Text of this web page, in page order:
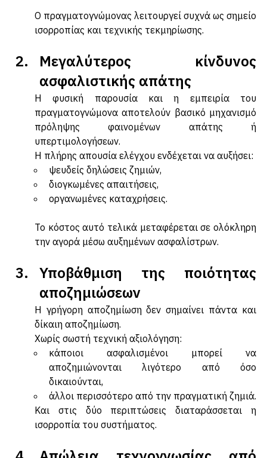
Ο πραγματογνώμονας λειτουργεί συχνά ως σημείο
Μεγαλύτερος κίνδυνος
ασφαλιστικής απάτης
Η φυσική παρουσία και η εμπειρία του
πραγματογνώμονα αποτελούν βασικό μηχανισμό
πρόληψης φαινομένων απάτης ή
υπερτιμολογήσεων.
Η πλήρης απουσία ελέγχου ενδέχεται να αυξήσει:
ψευδείς δηλώσεις ζημιών,
διογκωμένες απαιτήσεις,
Το κόστος αυτό τελικά μεταφέρεται σε ολόκληρη
Υποβάθμιση της ποιότητας
αποζημιώσεων
Η γρήγορη αποζημίωση δεν σημαίνει πάντα και
δίκαιη αποζημίωση.
Χωρίς σωστή τεχνική αξιολόγηση:
κάποιοι ασφαλισμένοι μπορεί να
αποζημιώνονται λιγότερο από όσο
δικαιούνται,
άλλοι περισσότερο από την πραγματική ζημιά.
Και στις δύο περιπτώσεις διαταράσσεται η